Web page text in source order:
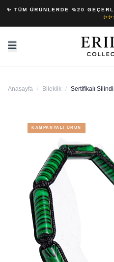
✨ TÜM ÜRÜNLERDE %20
Anasayfa / Bileklik / Sertifikalı
KAMPANYALI ÜRÜN